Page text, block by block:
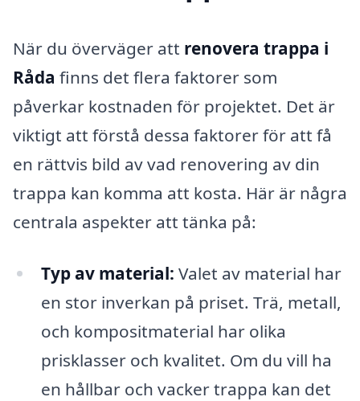
När du överväger att renovera trappa i
Råda finns det flera faktorer som
påverkar kostnaden för projektet. Det är
viktigt att förstå dessa faktorer för att få
en rättvis bild av vad renovering av din
trappa kan komma att kosta. Här är några
centrala aspekter att tänka på:
Typ av material: Valet av material har
en stor inverkan på priset. Trä, metall,
och kompositmaterial har olika
prisklasser och kvalitet. Om du vill ha
en hållbar och vacker trappa kan det